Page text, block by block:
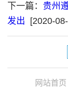
下一篇： 贵州
发出
[2020-
网站首页